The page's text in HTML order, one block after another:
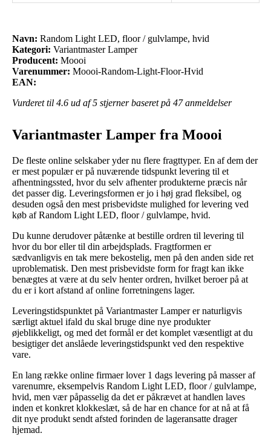
Navn: Random Light LED, floor / gulvlampe, hvid
Kategori: Variantmaster Lamper
Producent: Moooi
Varenummer: Moooi-Random-Light-Floor-Hvid
EAN:
Vurderet til 4.6 ud af 5 stjerner baseret på 47anmeldelser
Variantmaster Lamper fra Moooi
De fleste online selskaber yder nu flere fragttyper. En af dem der
er mest populær er på nuværende tidspunkt levering til et
afhentningssted, hvor du selv afhenter produkterne præcis når
det passer dig. Leveringsformen er jo i høj grad fleksibel, og
desuden også den mest prisbevidste mulighed for levering ved
køb af Random Light LED, floor / gulvlampe, hvid.
Du kunne derudover påtænke at bestille ordren til levering til
hvor du bor eller til din arbejdsplads. Fragtformen er
sædvanligvis en tak mere bekostelig, men på den anden side ret
uproblematisk. Den mest prisbevidste form for fragt kan ikke
benægtes at være at du selv henter ordren, hvilket beroer på at
du er i kort afstand af online forretningens lager.
Leveringstidspunktet på Variantmaster Lamper er naturligvis
særligt aktuel ifald du skal bruge dine nye produkter
øjeblikkeligt, og med det formål er det komplet væsentligt at du
besigtiger det anslåede leveringstidspunkt ved den respektive
vare.
En lang række online firmaer lover 1 dags levering på masser af
varenumre, eksempelvis Random Light LED, floor / gulvlampe,
hvid, men vær påpasselig da det er påkrævet at handlen laves
inden et konkret klokkeslæt, så de har en chance for at nå at få
dit nye produkt sendt afsted forinden de lageransatte drager
hjemad.